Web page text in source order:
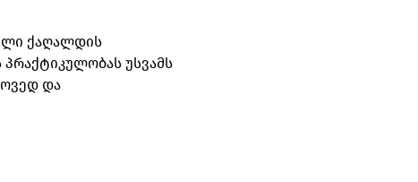
ქაღალდის
პრაქტიკულობას უსვამს
და